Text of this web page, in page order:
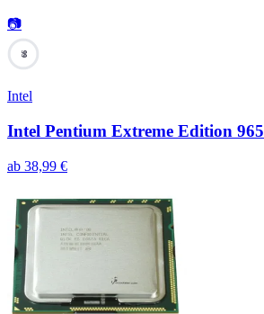
📷
99
Intel
Intel Pentium Extreme Edition 965
ab 38,99 €